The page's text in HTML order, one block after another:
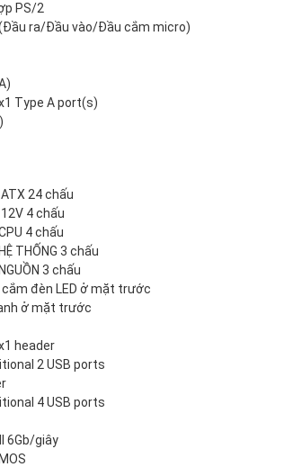
PS/2
ra/Đầu vào/Đầu cắm micro)
Type A port(s)
24 chấu
4 chấu
4 chấu
THỐNG 3 chấu
3 chấu
đèn LED ở mặt trước
ở mặt trước
header
2 USB ports
4 USB ports
6Gb/giây